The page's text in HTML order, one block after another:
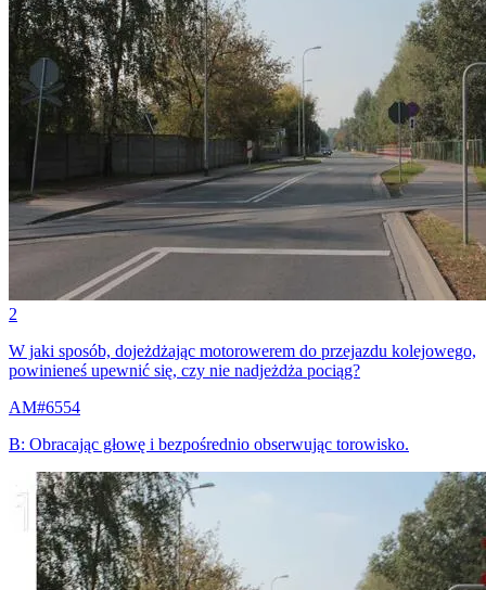
2
W jaki sposób, dojeżdżając motorowerem do przejazdu kolejowego,
powinieneś upewnić się, czy nie nadjeżdża pociąg?
AM#6554
B: Obracając głowę i bezpośrednio obserwując torowisko.